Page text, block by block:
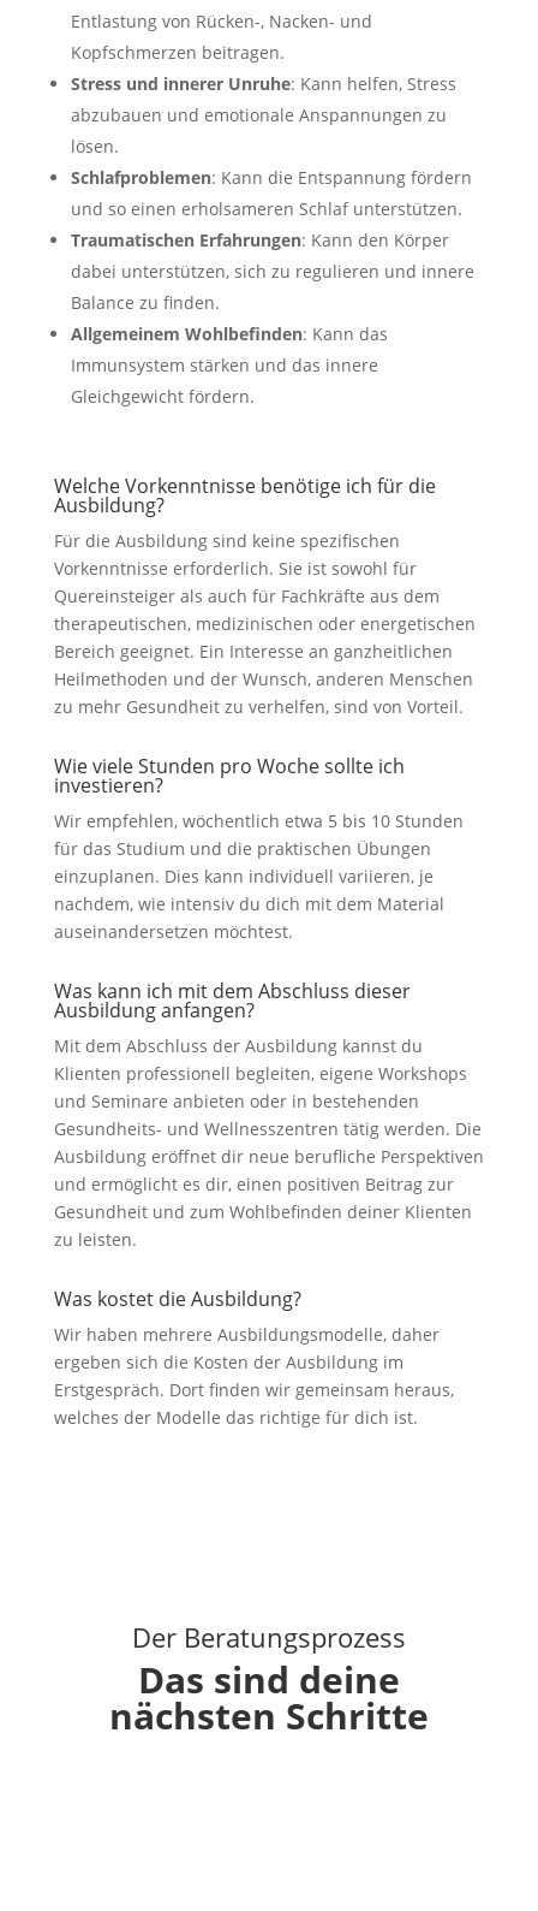
Entlastung von Rücken-, Nacken- und
Kopfschmerzen beitragen.
Stress und innerer Unruhe: Kann helfen, Stress
abzubauen und emotionale Anspannungen zu
lösen.
Schlafproblemen: Kann die Entspannung fördern
und so einen erholsameren Schlaf unterstützen.
Traumatischen Erfahrungen: Kann den Körper
dabei unterstützen, sich zu regulieren und innere
Balance zu finden.
Allgemeinem Wohlbefinden: Kann das
Immunsystem stärken und das innere
Gleichgewicht fördern.
Welche Vorkenntnisse benötige ich für die
Ausbildung?
Für die Ausbildung sind keine spezifischen
Vorkenntnisse erforderlich. Sie ist sowohl für
Quereinsteiger als auch für Fachkräfte aus dem
therapeutischen, medizinischen oder energetischen
Bereich geeignet. Ein Interesse an ganzheitlichen
Heilmethoden und der Wunsch, anderen Menschen
zu mehr Gesundheit zu verhelfen, sind von Vorteil.
Wie viele Stunden pro Woche sollte ich
investieren?
Wir empfehlen, wöchentlich etwa 5 bis 10 Stunden
für das Studium und die praktischen Übungen
einzuplanen. Dies kann individuell variieren, je
nachdem, wie intensiv du dich mit dem Material
auseinandersetzen möchtest.
Was kann ich mit dem Abschluss dieser
Ausbildung anfangen?
Mit dem Abschluss der Ausbildung kannst du
Klienten professionell begleiten, eigene Workshops
und Seminare anbieten oder in bestehenden
Gesundheits- und Wellnesszentren tätig werden. Die
Ausbildung eröffnet dir neue berufliche Perspektiven
und ermöglicht es dir, einen positiven Beitrag zur
Gesundheit und zum Wohlbefinden deiner Klienten
zu leisten.
Was kostet die Ausbildung?
Wir haben mehrere Ausbildungsmodelle, daher
ergeben sich die Kosten der Ausbildung im
Erstgespräch. Dort finden wir gemeinsam heraus,
welches der Modelle das richtige für dich ist.
Der Beratungsprozess
Das sind deine
nächsten Schritte